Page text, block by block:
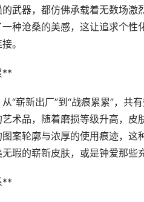
武器，都仿佛承载着无数场激
种沧桑的美感，这让追求个
。
**
“崭新出厂”到“战痕累累”，共
术品，随着磨损等级升高，
案轮廓与浓厚的使用痕迹，
瑕的崭新皮肤，或是钟爱那些
**